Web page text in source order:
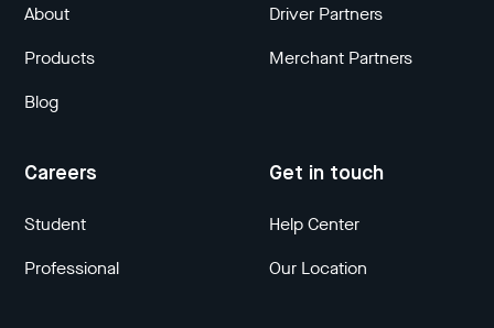
About
Products
Blog
Driver Partners
Merchant Partners
Careers
Student
Professional
Get in touch
Help Center
Our Location